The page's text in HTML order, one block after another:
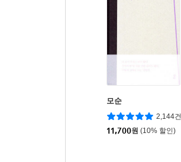
모순
2,144건
11,700원 (10% 할인)